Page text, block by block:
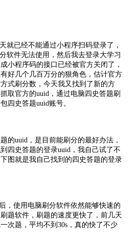
就已经不能通过小程序扫码登录了，
软件无法使用，然后我去登录大学习
小程序码的接口已经被官方关闭了，
好几个几百万分的狠角色，估计官方
式刷分数，今天我又找到了新的方
取官方的uuid，通过电脑四史答题刷
四史答题uuid账号。
的uuid，是目前能刷分的最好办法，
四史答题的登录uuid，我自己试了不
图就是我自己找到的四史答题的登录
，使用电脑刷分软件依然能够快速的
题软件，刷题的速度更快了，前几天
次题，平均不到30s，真的快了不少